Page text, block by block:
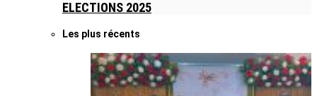
ELECTIONS 2025
Les plus récents